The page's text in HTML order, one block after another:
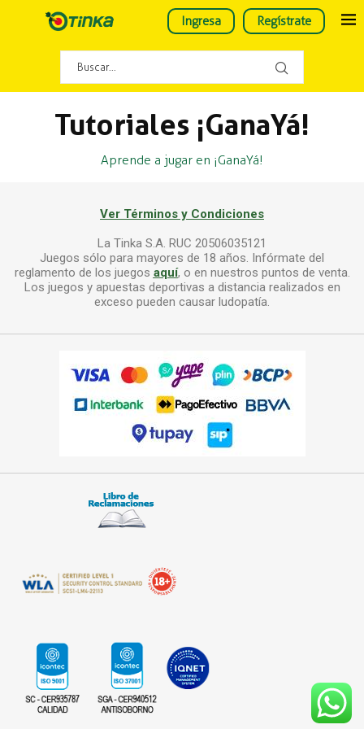
Ingresa Regístrate
Tutoriales ¡GanaYá!
Aprende a jugar en ¡GanaYá!
Ver Términos y Condiciones
La Tinka S.A. RUC 20506035121
Juegos sólo para mayores de 18 años. Infórmate del
reglamento de los juegos aquí, o en nuestros puntos de venta.
Los juegos y apuestas deportivas a distancia realizados en
exceso pueden causar ludopatía.